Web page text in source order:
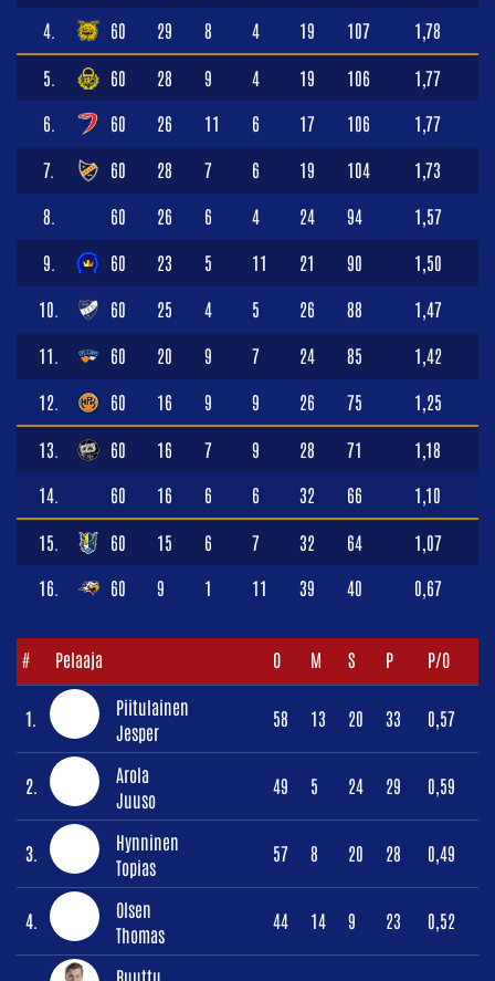
4. 60 29 8 4 19 107 1,78
5. 60 28 9 4 19 106 1,77
6. 60 26 11 6 17 106 1,77
7. 60 28 7 6 19 104 1,73
8. 60 26 6 4 24 94 1,57
9. 60 23 5 11 21 90 1,50
10. 60 25 4 5 26 88 1,47
11. 60 20 9 7 24 85 1,42
12. 60 16 9 9 26 75 1,25
13. 60 16 7 9 28 71 1,18
14. 60 16 6 6 32 66 1,10
15. 60 15 6 7 32 64 1,07
16. 60 9 1 11 39 40 0,67
# Pelaaja O M S P P/O
1.
Piitulainen
Jesper
58 13 20 33 0,57
2.
Arola
Juuso
49 5 24 29 0,59
3.
Hynninen
Topias
57 8 20 28 0,49
4.
Olsen
Thomas
44 14 9 23 0,52
Ruuttu